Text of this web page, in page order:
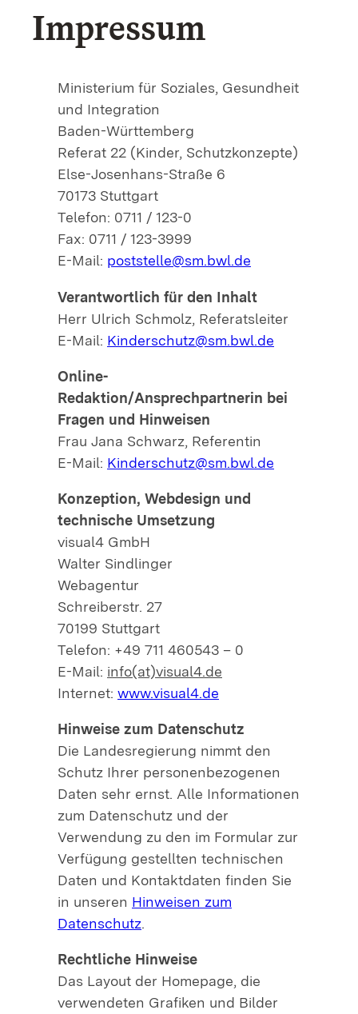
Impressum
Ministerium für Soziales, Gesundheit
und Integration
Baden-Württemberg
Referat 22 (Kinder, Schutzkonzepte)
Else-Josenhans-Straße 6
70173 Stuttgart
Telefon: 0711 / 123-0
Fax: 0711 / 123-3999
E-Mail: poststelle@sm.bwl.de
Verantwortlich für den Inhalt
Herr Ulrich Schmolz, Referatsleiter
E-Mail: Kinderschutz@sm.bwl.de
Online-
Redaktion/Ansprechpartnerin bei
Fragen und Hinweisen
Frau Jana Schwarz, Referentin
E-Mail: Kinderschutz@sm.bwl.de
Konzeption, Webdesign und
technische Umsetzung
visual4 GmbH
Walter Sindlinger
Webagentur
Schreiberstr. 27
70199 Stuttgart
Telefon: +49 711 460543 – 0
E-Mail: info(at)visual4.de
Internet: www.visual4.de
Hinweise zum Datenschutz
Die Landesregierung nimmt den
Schutz Ihrer personenbezogenen
Daten sehr ernst. Alle Informationen
zum Datenschutz und der
Verwendung zu den im Formular zur
Verfügung gestellten technischen
Daten und Kontaktdaten finden Sie
in unseren Hinweisen zum
Datenschutz.
Rechtliche Hinweise
Das Layout der Homepage, die
verwendeten Grafiken und Bilder